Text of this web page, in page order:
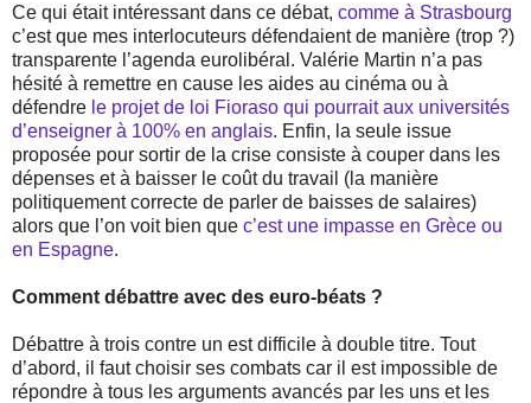
Ce qui était intéressant dans ce débat, comme à Strasbourg
c’est que mes interlocuteurs défendaient de manière (trop ?)
transparente l’agenda eurolibéral. Valérie Martin n’a pas
hésité à remettre en cause les aides au cinéma ou à
défendre le projet de loi Fioraso qui pourrait aux universités
d’enseigner à 100% en anglais. Enfin, la seule issue
proposée pour sortir de la crise consiste à couper dans les
dépenses et à baisser le coût du travail (la manière
politiquement correcte de parler de baisses de salaires)
alors que l’on voit bien que c’est une impasse en Grèce ou
en Espagne.
Comment débattre avec des euro-béats ?
Débattre à trois contre un est difficile à double titre. Tout
d’abord, il faut choisir ses combats car il est impossible de
répondre à tous les arguments avancés par les uns et les